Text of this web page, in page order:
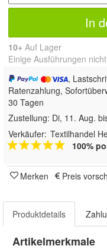
In
10+ Auf Lager
Einige Ausführungen
,
Ratenzahlung,
30 Tagen
Zustellung: Di, 11. Aug.
Verkäufer: Textilhandel
100%
Merken Preis
Produktdetails
Artikelmerkmale